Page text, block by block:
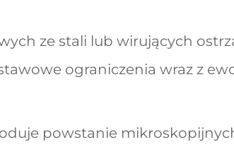
ze stali lub wirujących
ograniczenia wraz z
powstanie